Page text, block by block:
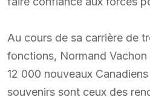
Au cours de sa carrière de
fonctions, Normand Vachon
12 000 nouveaux
souvenirs sont ceux des